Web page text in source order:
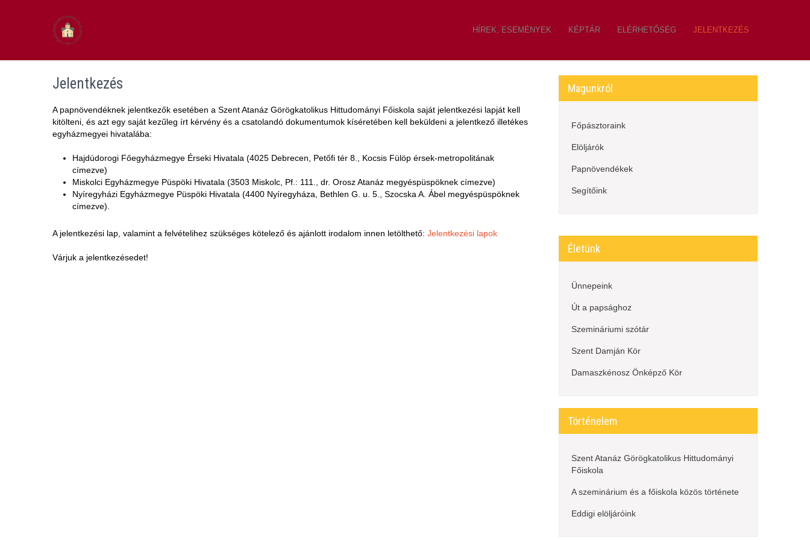
HÍREK, ESEMÉNYEK KÉPTÁR ELÉRHETŐSÉG JELENTKEZÉS
Jelentkezés
A papnövendéknek jelentkezők esetében a Szent Atanáz Görögkatolikus Hittudományi Főiskola saját jelentkezési lapját kell
kitölteni, és azt egy saját kezűleg írt kérvény és a csatolandó dokumentumok kíséretében kell beküldeni a jelentkező illetékes
egyházmegyei hivatalába:
Hajdúdorogi Főegyházmegye Érseki Hivatala (4025 Debrecen, Petőfi tér 8., Kocsis Fülöp érsek-metropolitának
címezve)
Miskolci Egyházmegye Püspöki Hivatala (3503 Miskolc, Pf.: 111., dr. Orosz Atanáz megyéspüspöknek címezve)
Nyíregyházi Egyházmegye Püspöki Hivatala (4400 Nyíregyháza, Bethlen G. u. 5., Szocska A. Ábel megyéspüspöknek
címezve).
A jelentkezési lap, valamint a felvételihez szükséges kötelező és ajánlott irodalom innen letölthető: Jelentkezési lapok
Várjuk a jelentkezésedet!
Magunkról
Főpásztoraink
Elöljárók
Papnövendékek
Segítőink
Életünk
Ünnepeink
Út a papsághoz
Szemináriumi szótár
Szent Damján Kör
Damaszkénosz Önképző Kör
Történelem
Szent Atanáz Görögkatolikus Hittudományi
Főiskola
A szeminárium és a főiskola közös története
Eddigi elöljáróink